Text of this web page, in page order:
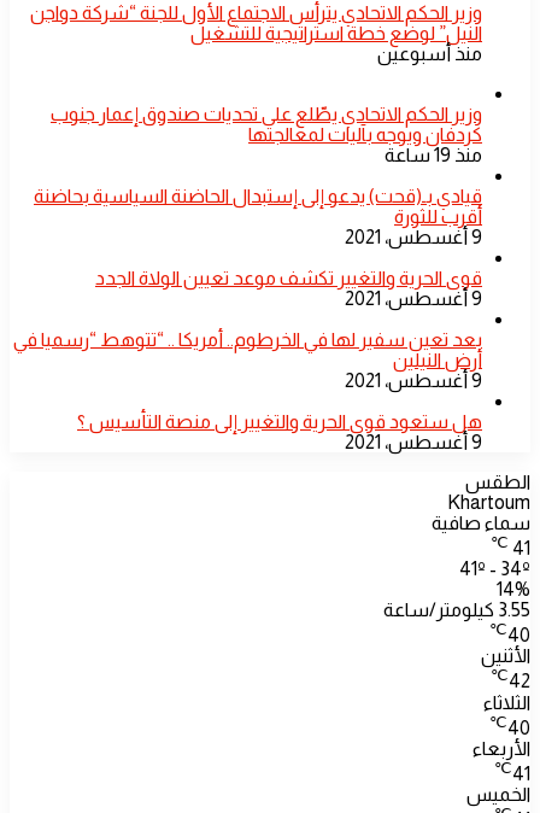
وزير الحكم الاتحادي يترأس الاجتماع الأول للجنة “شركة دواجن
النيل” لوضع خطة استراتيجية للتشغيل
منذ أسبوعين
​وزير الحكم الاتحادي يطّلع على تحديات صندوق إعمار جنوب
كردفان ويوجه بآليات لمعالجتها
منذ 19 ساعة
قيادي بـ(قحت) يدعو إلى إستبدال الحاضنة السياسية بحاضنة
أقرب للثورة
9 أغسطس، 2021
قوى الحرية والتغيير تكشف موعد تعيين الولاة الجدد
9 أغسطس، 2021
بعد تعين سفير لها في الخرطوم.. أمريكا .. “تتوهط “رسميا في
أرض النيلين
9 أغسطس، 2021
هل ستعود قوى الحرية والتغيير إلى منصة التأسيس ؟
9 أغسطس، 2021
الطقس
Khartoum
سماء صافية
41
℃
41º - 34º
14%
3.55 كيلومتر/ساعة
40
℃
الأثنين
42
℃
الثلاثاء
40
℃
الأربعاء
41
℃
الخميس